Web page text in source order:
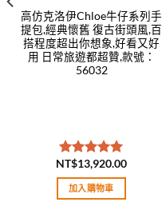
高仿克洛伊Chloe牛仔系列手
提包,經典懷舊 復古街頭風,百
搭程度超出你想象,好看又好
用 日常旅遊都超贊,款號：
56032
評分5.00
滿分 5
NT$13,920.00
加入購物車